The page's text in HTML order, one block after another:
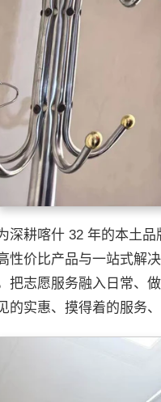
深耕喀什 32 年的本土
性价比产品与一站式解
把志愿服务融入日常、
的实惠、摸得着的服务、